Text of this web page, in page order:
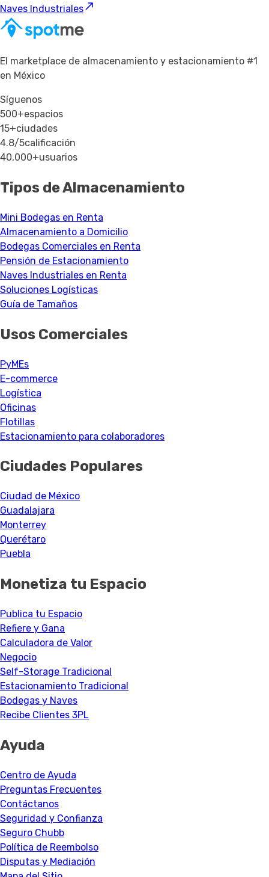
Naves Industriales
El marketplace de almacenamiento y estacionamiento #1
en México
Síguenos
500+espacios
15+ciudades
4.8/5calificación
40,000+usuarios
Tipos de Almacenamiento
Mini Bodegas en Renta
Almacenamiento a Domicilio
Bodegas Comerciales en Renta
Pensión de Estacionamiento
Naves Industriales en Renta
Soluciones Logísticas
Guía de Tamaños
Usos Comerciales
PyMEs
E-commerce
Logística
Oficinas
Flotillas
Estacionamiento para colaboradores
Ciudades Populares
Ciudad de México
Guadalajara
Monterrey
Querétaro
Puebla
Monetiza tu Espacio
Publica tu Espacio
Refiere y Gana
Calculadora de Valor
Negocio
Self-Storage Tradicional
Estacionamiento Tradicional
Bodegas y Naves
Recibe Clientes 3PL
Ayuda
Centro de Ayuda
Preguntas Frecuentes
Contáctanos
Seguridad y Confianza
Seguro Chubb
Política de Reembolso
Disputas y Mediación